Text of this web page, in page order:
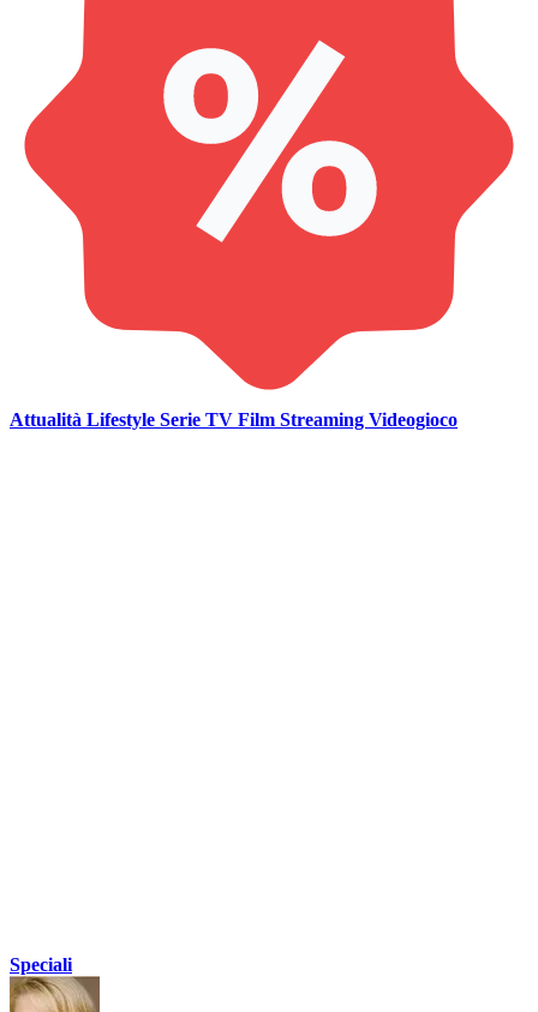
Attualità Lifestyle Serie TV Film Streaming Videogioco
Speciali